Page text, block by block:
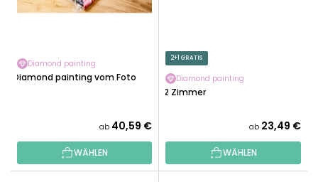
Diamond painting
Diamond painting vom Foto
durchschnittliche
Produktbewertung
ist
ab 40,59 €
WÄHLEN
2+1 GRATIS
Diamond painting
12 Zimmer
ab 23,49 €
WÄHLEN